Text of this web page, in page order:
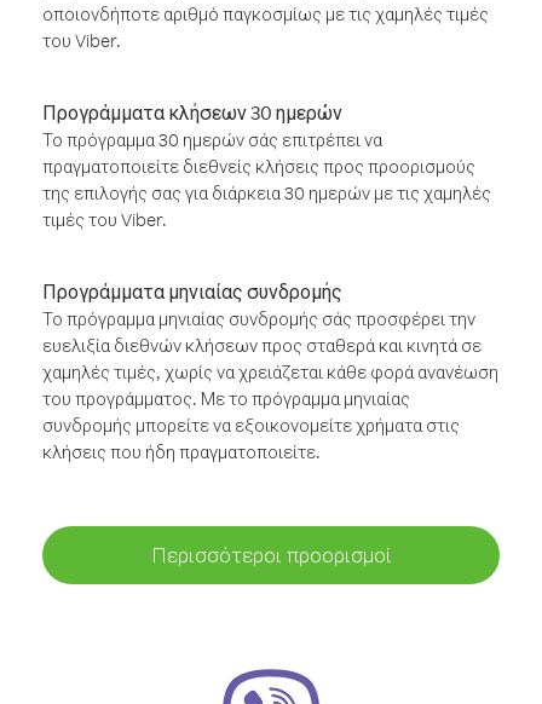
οποιονδήποτε αριθμό παγκοσμίως με τις χαμηλές τιμές
του Viber.
Προγράμματα κλήσεων 30 ημερών
Το πρόγραμμα 30 ημερών σάς επιτρέπει να
πραγματοποιείτε διεθνείς κλήσεις προς προορισμούς
της επιλογής σας για διάρκεια 30 ημερών με τις χαμηλές
τιμές του Viber.
Προγράμματα μηνιαίας συνδρομής
Το πρόγραμμα μηνιαίας συνδρομής σάς προσφέρει την
ευελιξία διεθνών κλήσεων προς σταθερά και κινητά σε
χαμηλές τιμές, χωρίς να χρειάζεται κάθε φορά ανανέωση
του προγράμματος. Με το πρόγραμμα μηνιαίας
συνδρομής μπορείτε να εξοικονομείτε χρήματα στις
κλήσεις που ήδη πραγματοποιείτε.
Περισσότεροι προορισμοί